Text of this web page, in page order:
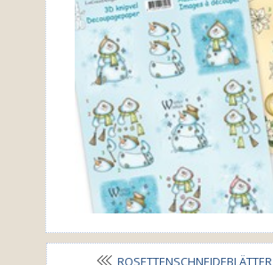
ROSETTENSCHNEIDEBLÄTTER